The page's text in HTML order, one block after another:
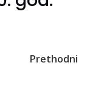
Prethodni